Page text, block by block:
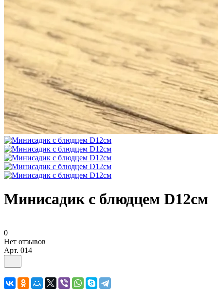
Минисадик с блюдцем D12см
0
Нет отзывов
Арт. 014